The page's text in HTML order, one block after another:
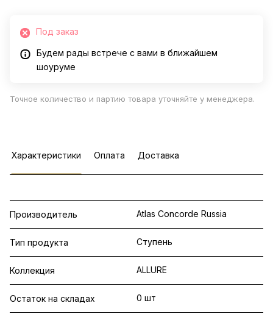
Под заказ
Будем рады встрече с вами в ближайшем
шоуруме
Точное количество и партию товара уточняйте у менеджера.
Характеристики Оплата Доставка
Производитель Atlas Concorde Russia
Тип продукта Ступень
Коллекция ALLURE
Остаток на складах 0 шт